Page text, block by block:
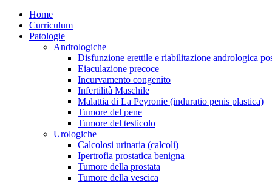
Home
Curriculum
Patologie
Andrologiche
Disfunzione erettile e riabilitazione andrologica
Eiaculazione precoce
Incurvamento congenito
Infertilità Maschile
Malattia di La Peyronie (induratio penis plastica)
Tumore del pene
Tumore del testicolo
Urologiche
Calcolosi urinaria (calcoli)
Ipertrofia prostatica benigna
Tumore della prostata
Tumore della vescica